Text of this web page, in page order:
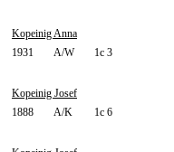
Kopeinig Anna
1931
A/W 1c 3
Kopeinig Josef
1888
A/K 1c 6